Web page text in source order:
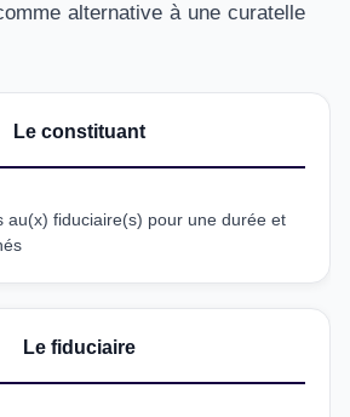
alternative à une curatelle
Le constituant
au(x) fiduciaire(s) pour une durée et
Le fiduciaire